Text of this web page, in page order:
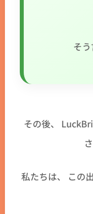
そう
その後、
私たちは、 この